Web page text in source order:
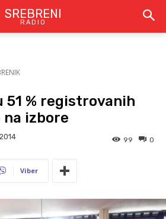
SREBRENI
RADIO
51 % registrovanih
izbore
0
99
Viber